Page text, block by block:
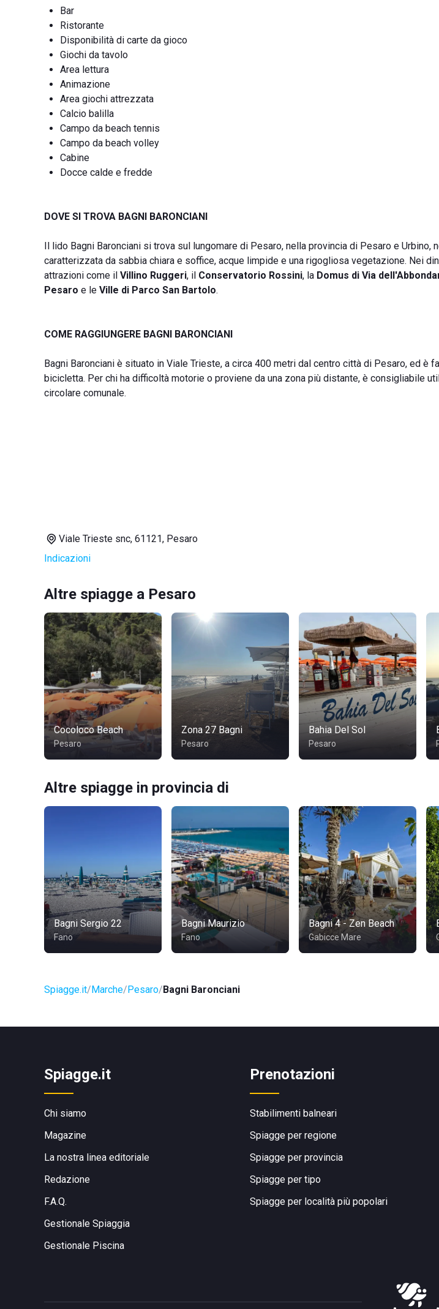
Bar
Ristorante
Disponibilità di carte da gioco
Giochi da tavolo
Area lettura
Animazione
Area giochi attrezzata
Calcio balilla
Campo da beach tennis
Campo da beach volley
Cabine
Docce calde e fredde
DOVE SI TROVA BAGNI BARONCIANI
Il lido Bagni Baronciani si trova sul lungomare di Pesaro, nella provincia di Pesaro e Urbino,
caratterizzata da sabbia chiara e soffice, acque limpide e una rigogliosa vegetazione. Nei
attrazioni come il Villino Ruggeri, il Conservatorio Rossini, la Domus di Via
Pesaro e le Ville di Parco San Bartolo.
COME RAGGIUNGERE BAGNI BARONCIANI
Bagni Baronciani è situato in Viale Trieste, a circa 400 metri dal centro città di Pesaro, ed è
bicicletta. Per chi ha difficoltà motorie o proviene da una zona più distante, è consigliabile
circolare comunale.
Viale Trieste snc, 61121, Pesaro
Indicazioni
Altre spiagge a Pesaro
Cocoloco Beach
Pesaro
Zona 27 Bagni
Pesaro
Bahia Del Sol
Pesaro
Altre spiagge in provincia di
Bagni Sergio 22
Fano
Bagni Maurizio
Fano
Bagni 4 - Zen Beach
Gabicce Mare
Spiagge.it Marche Pesaro Bagni Baronciani
Spiagge.it
Chi siamo
Magazine
La nostra linea editoriale
Redazione
F.A.Q.
Gestionale Spiaggia
Gestionale Piscina
Prenotazioni
Stabilimenti balneari
Spiagge per regione
Spiagge per provincia
Spiagge per tipo
Spiagge per località più popolari